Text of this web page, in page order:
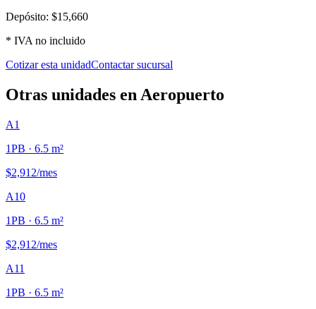
Depósito: $15,660
* IVA no incluido
Cotizar esta unidadContactar sucursal
Otras unidades enAeropuerto
A1
1PB · 6.5 m²
$2,912/mes
A10
1PB · 6.5 m²
$2,912/mes
A11
1PB · 6.5 m²